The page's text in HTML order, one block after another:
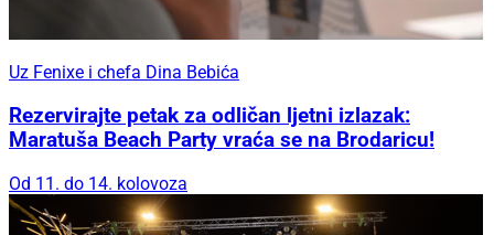
Uz Fenixe i chefa Dina Bebića
Rezervirajte petak za odličan ljetni izlazak:
Maratuša Beach Party vraća se na Brodaricu!
Od 11. do 14. kolovoza